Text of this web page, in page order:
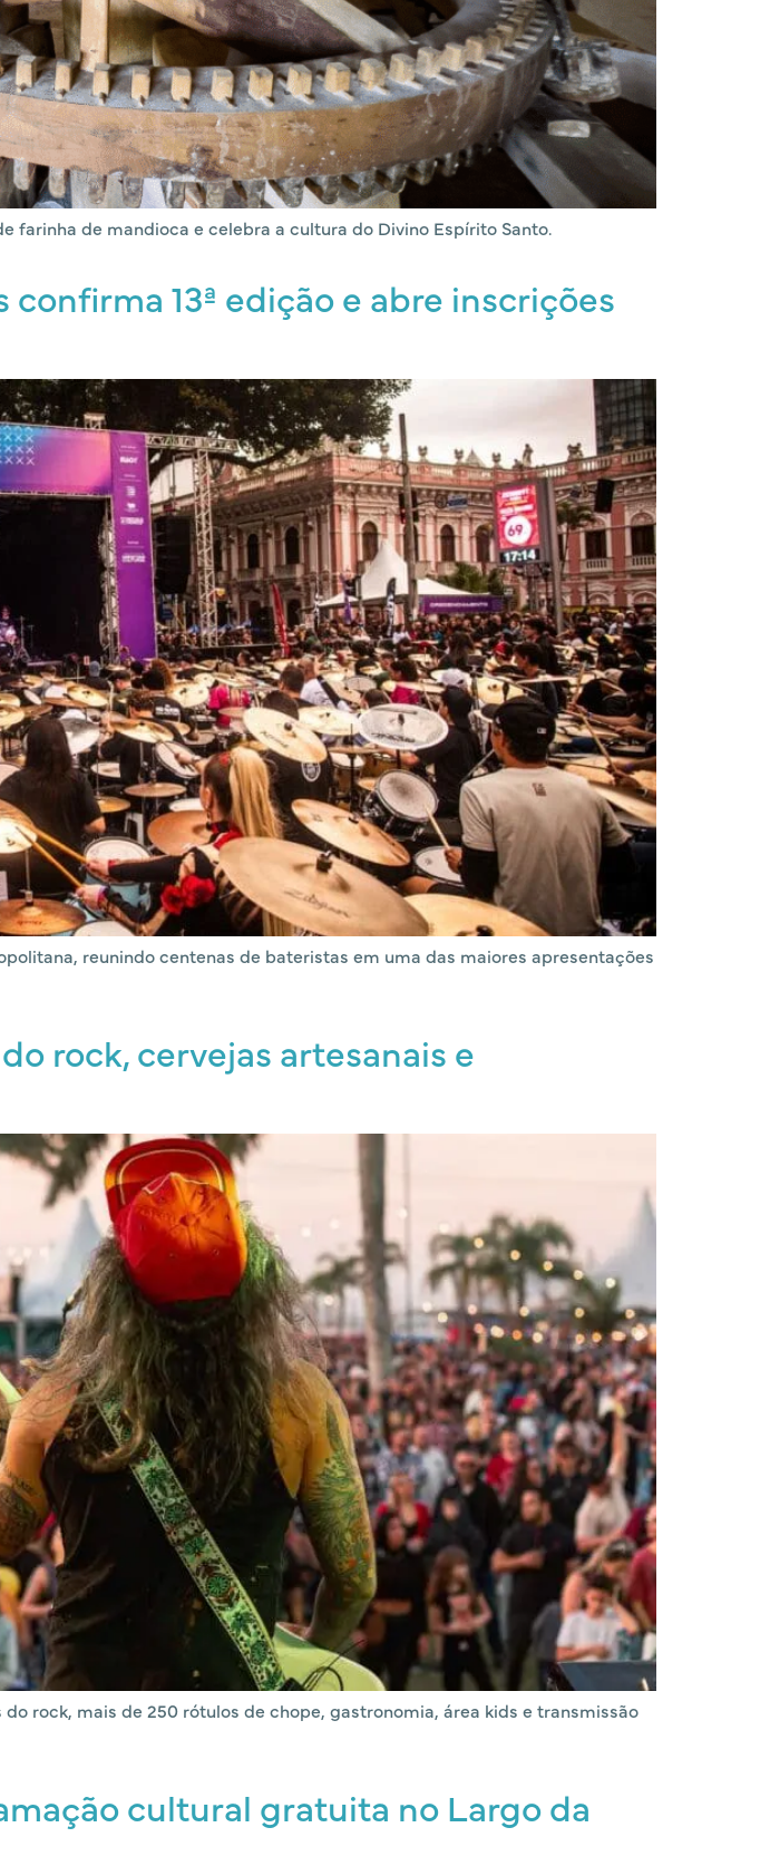
farinha de mandioca e celebra a cultura do Divino Espírito Santo.
13ª edição e abre inscrições
reunindo centenas de bateristas em uma das maiores apresentações
rock, cervejas artesanais e
rock, mais de 250 rótulos de chope, gastronomia, área kids e transmissão
cultural gratuita no Largo da